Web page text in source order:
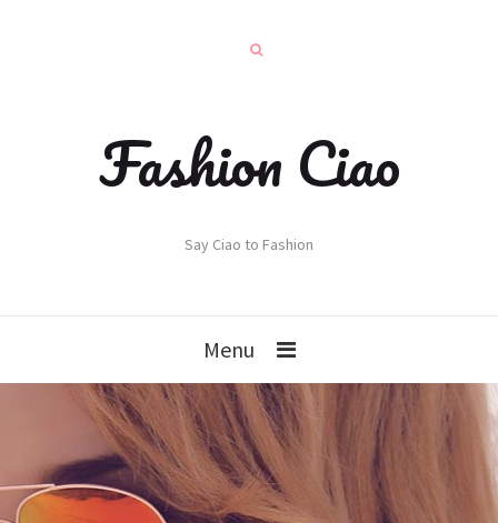
Fashion Ciao
Say Ciao to Fashion
Menu